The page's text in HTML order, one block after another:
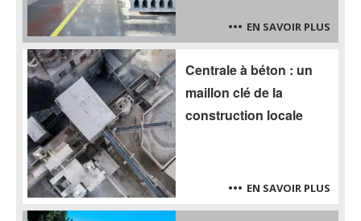
EN SAVOIR PLUS
Centrale à béton : un
maillon clé de la
construction locale
EN SAVOIR PLUS